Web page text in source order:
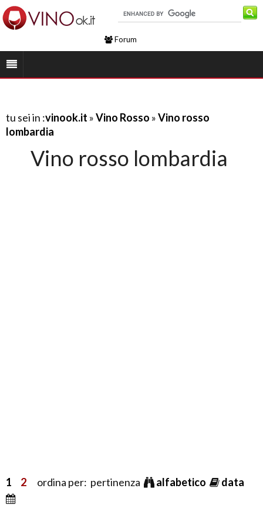
Forum
tu sei in :vinook.it »Vino Rosso »Vino rosso
lombardia
Vino rosso lombardia
1 2 ordina per: pertinenza alfabetico data